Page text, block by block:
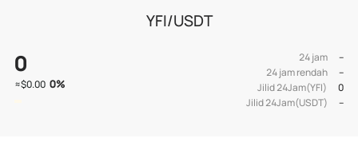
YFI/USDT
0
≈$0.00 0%
24 jam
--
24 jam rendah
--
Jilid 24Jam(YFI)
0
Jilid 24Jam(USDT)
--